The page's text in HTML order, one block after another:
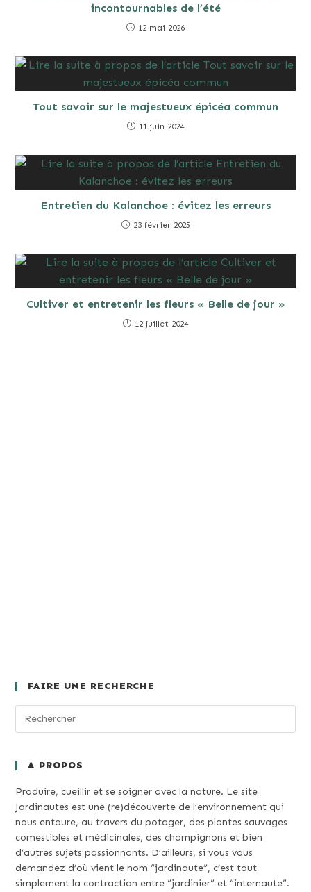
incontournables de l’été
12 mai 2026
Tout savoir sur le majestueux épicéa commun
11 juin 2024
Entretien du Kalanchoe : évitez les erreurs
23 février 2025
Cultiver et entretenir les fleurs « Belle de jour »
12 juillet 2024
FAIRE UNE RECHERCHE
A PROPOS
Produire, cueillir et se soigner avec la nature. Le site
Jardinautes est une (re)découverte de l’environnement qui
nous entoure, au travers du potager, des plantes sauvages
comestibles et médicinales, des champignons et bien
d’autres sujets passionnants. D’ailleurs, si vous vous
demandez d’où vient le nom “jardinaute”, c’est tout
simplement la contraction entre “jardinier” et “internaute”.